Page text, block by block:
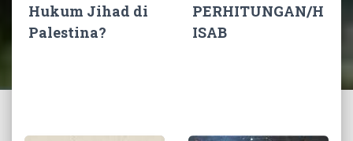
Hukum Jihad di
Palestina?
PERHITUNGAN/H
ISAB